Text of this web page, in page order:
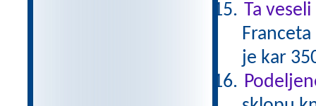
Ta
je kar